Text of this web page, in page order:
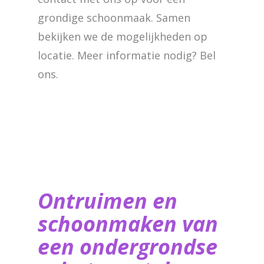
grondige schoonmaak. Samen
bekijken we de mogelijkheden op
locatie. Meer informatie nodig? Bel
ons.
Ontruimen en
schoonmaken van
een ondergrondse